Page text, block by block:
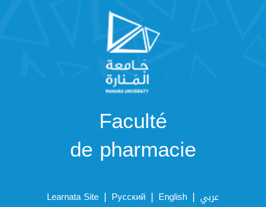
Faculté
de pharmacie
Learnata Site | Русский | English | عربي